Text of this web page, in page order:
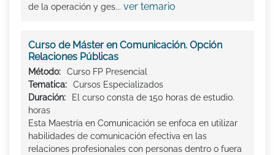
de la operación y ges... ver temario
Curso de Máster en Comunicación. Opción
Relaciones Públicas
Método:
Curso FP Presencial
Tematica:
Cursos Especializados
Duración:
El curso consta de 150 horas de estudio.
horas
Esta Maestría en Comunicación se enfoca en utilizar
habilidades de comunicación efectiva en las
relaciones profesionales con personas dentro o fuera